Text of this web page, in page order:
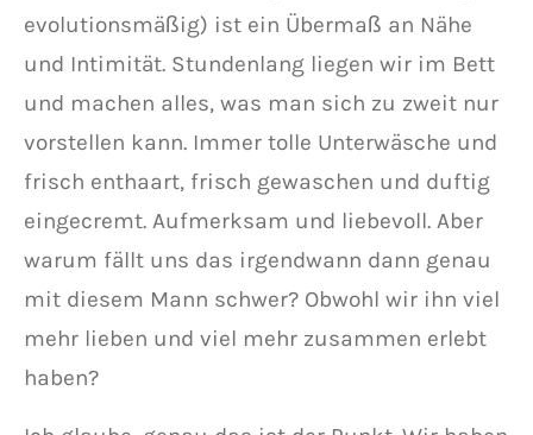
evolutionsmäßig) ist ein Übermaß an Nähe
und Intimität. Stundenlang liegen wir im Bett
und machen alles, was man sich zu zweit nur
vorstellen kann. Immer tolle Unterwäsche und
frisch enthaart, frisch gewaschen und duftig
eingecremt. Aufmerksam und liebevoll. Aber
warum fällt uns das irgendwann dann genau
mit diesem Mann schwer? Obwohl wir ihn viel
mehr lieben und viel mehr zusammen erlebt
haben?